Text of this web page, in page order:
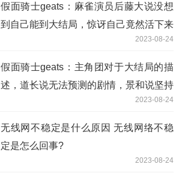
假面骑士geats：麻雀演员后藤大说没想
到自己能到大结局，惊讶自己竟然活下来
2023-08-24
假面骑士geats：主角团对于大结局的描
述，道长说无法预测的剧情，景和说坚持
2023-08-24
无线网不稳定是什么原因 无线网络不稳
定是怎么回事?
2023-08-24